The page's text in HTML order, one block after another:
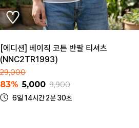
[에디션] 베이직 코튼 반팔 티셔츠
(NNC2TR1993)
29,000
83% 5,000 9,900
6일 14시간 2분 30초